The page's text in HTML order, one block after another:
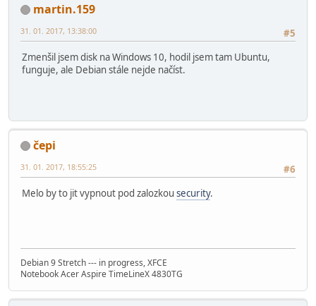
martin.159
#5
31. 01. 2017, 13:38:00
Zmenšil jsem disk na Windows 10, hodil jsem tam Ubuntu,
funguje, ale Debian stále nejde načíst.
čepi
#6
31. 01. 2017, 18:55:25
Melo by to jit vypnout pod zalozkou security.
Debian 9 Stretch --- in progress, XFCE
Notebook Acer Aspire TimeLineX 4830TG